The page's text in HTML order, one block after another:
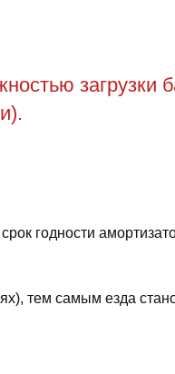
загрузки
годности
тем самым езда